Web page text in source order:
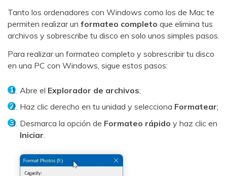
Tanto los ordenadores con Windows como los de Mac te
permiten realizar un formateo completo que elimina tus
archivos y sobrescribe tu disco en solo unos simples pasos.
Para realizar un formateo completo y sobrescribir tu disco
en una PC con Windows, sigue estos pasos:
Abre el Explorador de archivos;
Haz clic derecho en tu unidad y selecciona Formatear;
Desmarca la opción de Formateo rápido y haz clic en
Iniciar